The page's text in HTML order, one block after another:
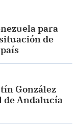
para
de
González
de Andalucía